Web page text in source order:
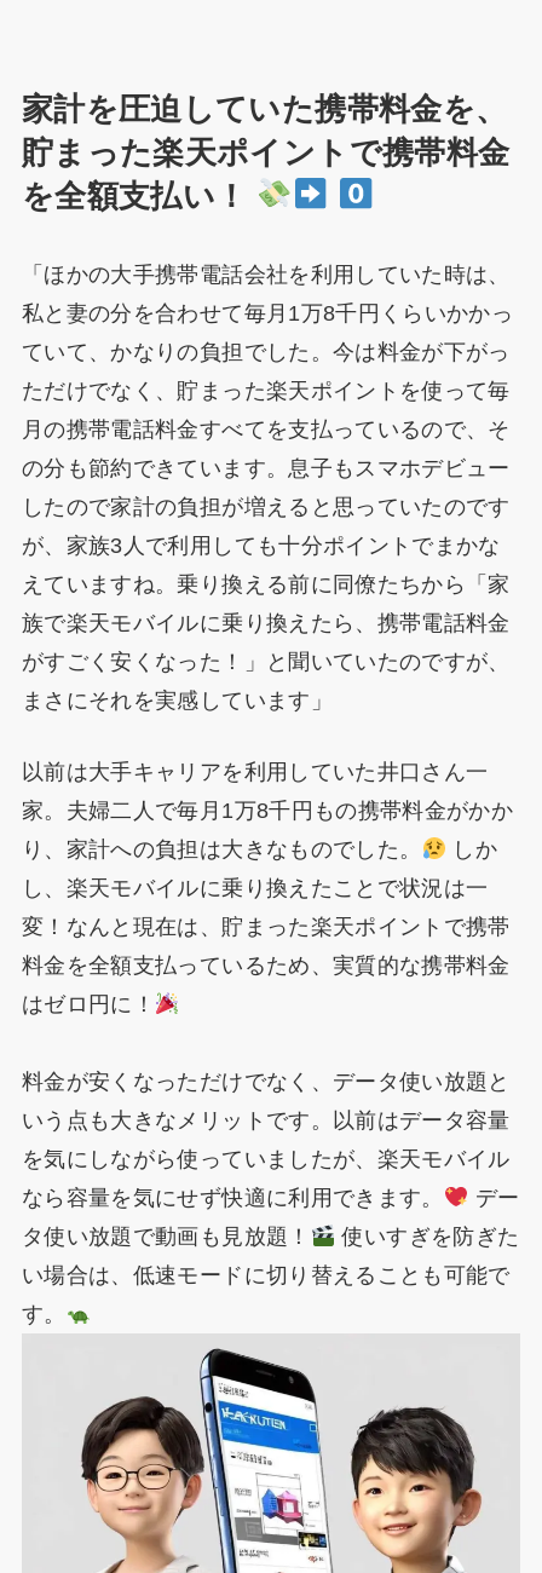
家計を圧迫していた携帯料金を、
貯まった楽天ポイントで携帯料金
を全額支払い！
「ほかの大手携帯電話会社を利用していた時は、
私と妻の分を合わせて毎月1万8千円くらいかかっ
ていて、かなりの負担でした。今は料金が下がっ
ただけでなく、貯まった楽天ポイントを使って毎
月の携帯電話料金すべてを支払っているので、そ
の分も節約できています。息子もスマホデビュー
したので家計の負担が増えると思っていたのです
が、家族3人で利用しても十分ポイントでまかな
えていますね。乗り換える前に同僚たちから「家
族で楽天モバイルに乗り換えたら、携帯電話料金
がすごく安くなった！」と聞いていたのですが、
まさにそれを実感しています」
以前は大手キャリアを利用していた井口さん一
家。夫婦二人で毎月1万8千円もの携帯料金がかか
り、家計への負担は大きなものでした。
しか
し、楽天モバイルに乗り換えたことで状況は一
変！なんと現在は、貯まった楽天ポイントで携帯
料金を全額支払っているため、実質的な携帯料金
はゼロ円に！
料金が安くなっただけでなく、データ使い放題と
いう点も大きなメリットです。以前はデータ容量
を気にしながら使っていましたが、楽天モバイル
なら容量を気にせず快適に利用できます。
デー
タ使い放題で動画も見放題！
使いすぎを防ぎた
い場合は、低速モードに切り替えることも可能で
す。